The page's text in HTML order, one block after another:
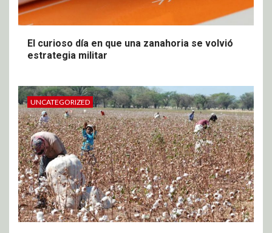
El curioso día en que una zanahoria se volvió
estrategia militar
UNCATEGORIZED